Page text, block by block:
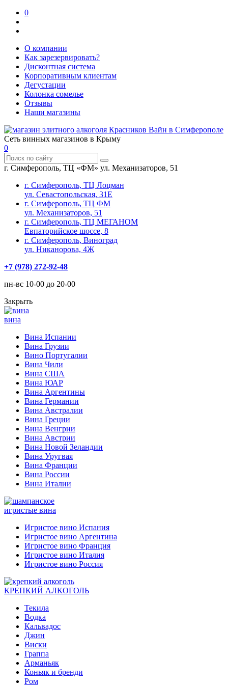
0
О компании
Как зарезервировать?
Дисконтная система
Корпоративным клиентам
Дегустации
Колонка сомелье
Отзывы
Наши магазины
Сеть винных магазинов в Крыму
0
г. Симферополь, ТЦ «ФМ» ул. Механизаторов, 51
г. Симферополь, ТЦ Лоцман
ул. Севастопольская, 31Е
г. Симферополь, ТЦ ФМ
ул. Механизаторов, 51
г. Симферополь, ТЦ МЕГАНОМ
Евпаторийское шоссе, 8
г. Симферополь, Виноград
ул. Никанорова, 4Ж
+7 (978) 272-92-48
пн-вс 10-00 до 20-00
Закрыть
вина
Вина Испании
Вина Грузии
Вино Португалии
Вина Чили
Вина США
Вина ЮАР
Вина Аргентины
Вина Германии
Вина Австралии
Вина Греции
Вина Венгрии
Вина Австрии
Вина Новой Зеландии
Вина Уругвая
Вина Франции
Вина России
Вина Италии
игристые вина
Игристое вино Испания
Игристое вино Аргентина
Игристое вино Франция
Игристое вино Италия
Игристое вино Россия
КРЕПКИЙ АЛКОГОЛЬ
Текила
Водка
Кальвадос
Джин
Виски
Граппа
Арманьяк
Коньяк и бренди
Ром